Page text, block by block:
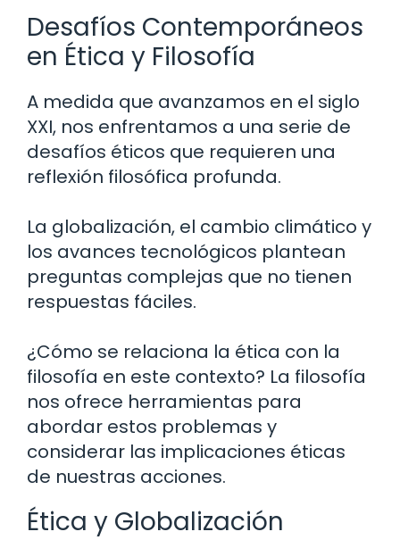
Desafíos Contemporáneos
en Ética y Filosofía
A medida que avanzamos en el siglo
XXI, nos enfrentamos a una serie de
desafíos éticos que requieren una
reflexión filosófica profunda.
La globalización, el cambio climático y
los avances tecnológicos plantean
preguntas complejas que no tienen
respuestas fáciles.
¿Cómo se relaciona la ética con la
filosofía en este contexto? La filosofía
nos ofrece herramientas para
abordar estos problemas y
considerar las implicaciones éticas
de nuestras acciones.
Ética y Globalización